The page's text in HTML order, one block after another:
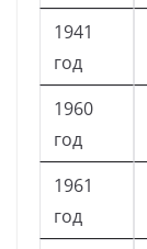
1941
год
1960
год
1961
год